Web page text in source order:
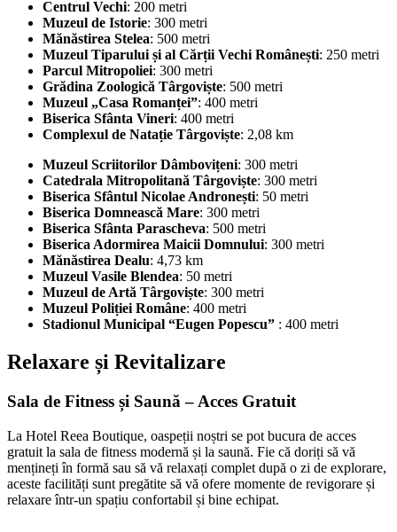
Centrul Vechi: 200 metri
Muzeul de Istorie: 300 metri
Mănăstirea Stelea: 500 metri
Muzeul Tiparului și al Cărții Vechi Românești: 250 metri
Parcul Mitropoliei: 300 metri
Grădina Zoologică Târgoviște: 500 metri
Muzeul „Casa Romanței”: 400 metri
Biserica Sfânta Vineri: 400 metri
Complexul de Natație Târgoviște: 2,08 km
Muzeul Scriitorilor Dâmbovițeni: 300 metri
Catedrala Mitropolitană Târgoviște: 300 metri
Biserica Sfântul Nicolae Andronești: 50 metri
Biserica Domnească Mare: 300 metri
Biserica Sfânta Parascheva: 500 metri
Biserica Adormirea Maicii Domnului: 300 metri
Mănăstirea Dealu: 4,73 km
Muzeul Vasile Blendea: 50 metri
Muzeul de Artă Târgoviște: 300 metri
Muzeul Poliției Române: 400 metri
Stadionul Municipal “Eugen Popescu” : 400 metri
Relaxare și Revitalizare
Sala de Fitness și Saună – Acces Gratuit
La Hotel Reea Boutique, oaspeții noștri se pot bucura de acces
gratuit la sala de fitness modernă și la saună. Fie că doriți să vă
mențineți în formă sau să vă relaxați complet după o zi de explorare,
aceste facilități sunt pregătite să vă ofere momente de revigorare și
relaxare într-un spațiu confortabil și bine echipat.